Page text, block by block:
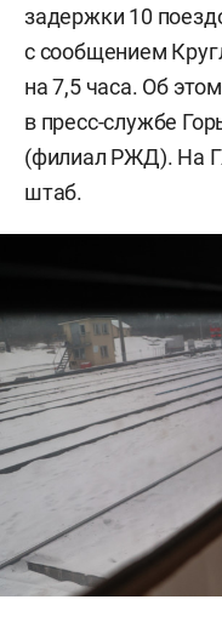
задержки 10
с сообщением
на 7,5 часа. Об
в пресс-службе
(филиал РЖД). На
штаб.